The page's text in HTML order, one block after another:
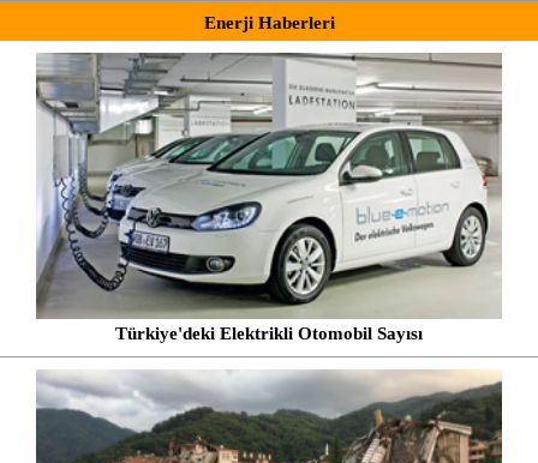
Enerji Haberleri
Türkiye'deki Elektrikli Otomobil Sayısı